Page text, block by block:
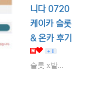
니다 0720
케이카 슬롯
& 온카 후기
+ 1
슬롯 x발...